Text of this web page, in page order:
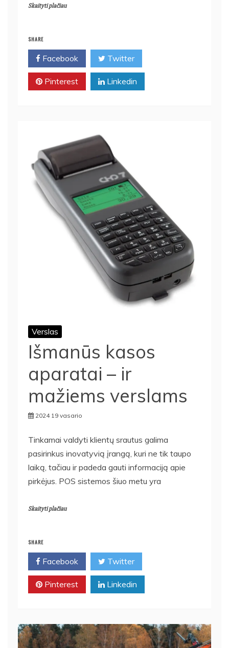
Skaityti plačiau
SHARE
Facebook Twitter
Pinterest Linkedin
Verslas
Išmanūs kasos
aparatai – ir
mažiems verslams
2024 19 vasario
Tinkamai valdyti klientų srautus galima
pasirinkus inovatyvią įrangą, kuri ne tik taupo
laiką, tačiau ir padeda gauti informaciją apie
pirkėjus. POS sistemos šiuo metu yra
Skaityti plačiau
SHARE
Facebook Twitter
Pinterest Linkedin